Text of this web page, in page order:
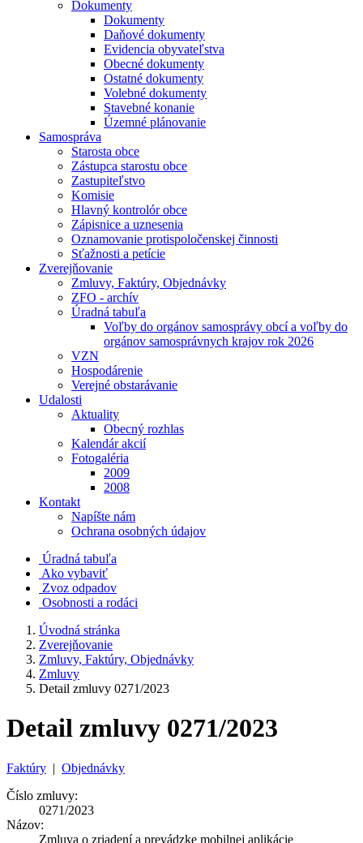
Dokumenty
Dokumenty
Daňové dokumenty
Evidencia obyvateľstva
Obecné dokumenty
Ostatné dokumenty
Volebné dokumenty
Stavebné konanie
Územné plánovanie
Samospráva
Starosta obce
Zástupca starostu obce
Zastupiteľstvo
Komisie
Hlavný kontrolór obce
Zápisnice a uznesenia
Oznamovanie protispoločenskej činnosti
Sťažnosti a petície
Zverejňovanie
Zmluvy, Faktúry, Objednávky
ZFO - archív
Úradná tabuľa
Voľby do orgánov samosprávy obcí a voľby do
orgánov samosprávnych krajov rok 2026
VZN
Hospodárenie
Verejné obstarávanie
Udalosti
Aktuality
Obecný rozhlas
Kalendár akcií
Fotogaléria
2009
2008
Kontakt
Napíšte nám
Ochrana osobných údajov
Úradná tabuľa
Ako vybaviť
Zvoz odpadov
Osobnosti a rodáci
Úvodná stránka
Zverejňovanie
Zmluvy, Faktúry, Objednávky
Zmluvy
Detail zmluvy 0271/2023
Detail zmluvy 0271/2023
Faktúry | Objednávky
Číslo zmluvy:
0271/2023
Názov:
Zmluva o zriadení a prevádzke mobilnej aplikácie